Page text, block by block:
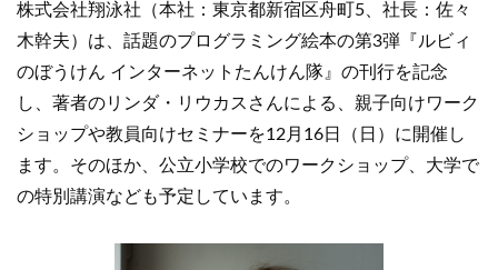
株式会社翔泳社（本社：東京都新宿区舟町5、社長：佐々
木幹夫）は、話題のプログラミング絵本の第3弾『ルビィ
のぼうけん インターネットたんけん隊』の刊行を記念
し、著者のリンダ・リウカスさんによる、親子向けワーク
ショップや教員向けセミナーを12月16日（日）に開催し
ます。そのほか、公立小学校でのワークショップ、大学で
の特別講演なども予定しています。